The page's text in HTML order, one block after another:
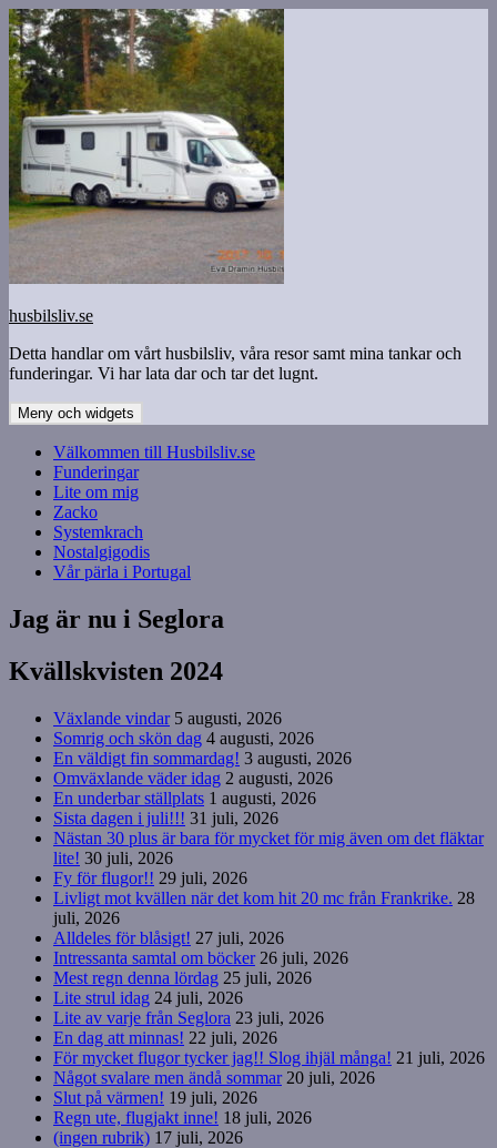
Hoppa
till
innehåll
husbilsliv.se
Detta handlar om vårt husbilsliv, våra resor samt mina tankar och
funderingar. Vi har lata dar och tar det lugnt.
Meny och widgets
Välkommen till Husbilsliv.se
Funderingar
Lite om mig
Zacko
Systemkrach
Nostalgigodis
Vår pärla i Portugal
Jag är nu i Seglora
Kvällskvisten 2024
Växlande vindar 5 augusti, 2026
Somrig och skön dag 4 augusti, 2026
En väldigt fin sommardag! 3 augusti, 2026
Omväxlande väder idag 2 augusti, 2026
En underbar ställplats 1 augusti, 2026
Sista dagen i juli!!! 31 juli, 2026
Nästan 30 plus är bara för mycket för mig även om det fläktar
lite! 30 juli, 2026
Fy för flugor!! 29 juli, 2026
Livligt mot kvällen när det kom hit 20 mc från Frankrike. 28
juli, 2026
Alldeles för blåsigt! 27 juli, 2026
Intressanta samtal om böcker 26 juli, 2026
Mest regn denna lördag 25 juli, 2026
Lite strul idag 24 juli, 2026
Lite av varje från Seglora 23 juli, 2026
En dag att minnas! 22 juli, 2026
För mycket flugor tycker jag!! Slog ihjäl många! 21 juli, 2026
Något svalare men ändå sommar 20 juli, 2026
Slut på värmen! 19 juli, 2026
Regn ute, flugjakt inne! 18 juli, 2026
(ingen rubrik) 17 juli, 2026